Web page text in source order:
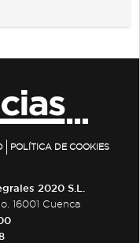
POLÍTICA DE COOKIES
2020 S.L.
16001 Cuenca